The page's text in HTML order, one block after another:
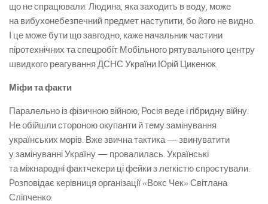
що не спрацювали. Людина, яка заходить в воду, може
на вибухонебезпечний предмет наступити, бо його не видно.
І це може бути що завгодно, каже начальник частини
піротехнічних та спецробіт Мобільного рятувального центру
швидкого реагування ДСНС України Юрій Цикенюк.
Міфи та факти
Паралельно із фізичною війною, Росія веде і гібридну війну.
Не обійшли стороною окупанти й тему замінування
українських морів. Вже звична тактика — звинуватити
у замінуванні Україну — провалилась. Українські
та міжнародні фактчекери ці фейки з легкістю спростували.
Розповідає керівниця організації «Вокс Чек» Світлана
Сліпченко: